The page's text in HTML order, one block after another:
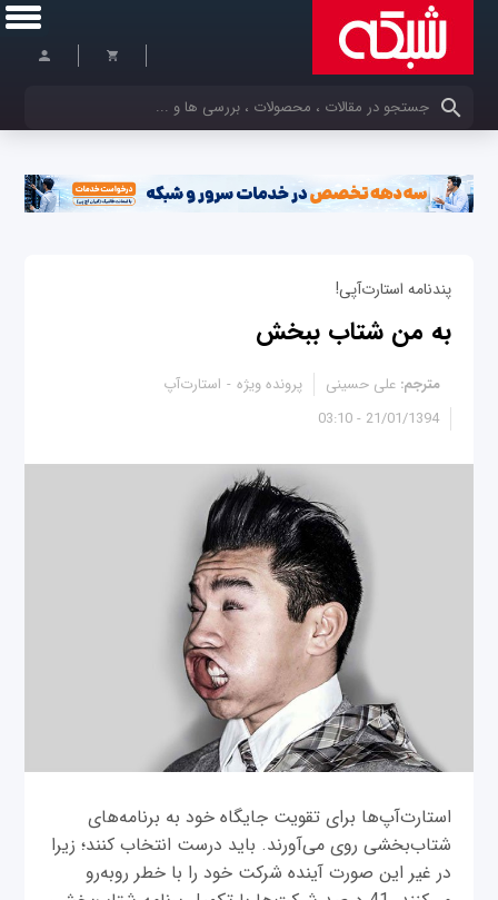
کلمات کلیدی خود را وارد کنید
پندنامه استارت‌آپی!
به من شتاب ببخش
21/01/1394 - 03:10
مترجم:علی حسینی پرونده ویژه استارت‌آپ
استارت‌آپ‌ها برای تقويت جايگاه خود به برنامه‌های
شتاب‌بخشی روی می‌آورند. بايد درست انتخاب کنند؛ زيرا
در غير اين‌ صورت آينده شرکت خود را با خطر روبه‌رو